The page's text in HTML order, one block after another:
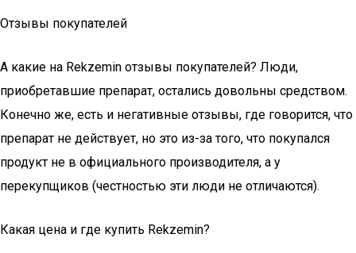
Отзывы покупателей
А какие на Rekzemin отзывы покупателей? Люди,
приобретавшие препарат, остались довольны средством.
Конечно же, есть и негативные отзывы, где говорится, что
препарат не действует, но это из-за того, что покупался
продукт не в официального производителя, а у
перекупщиков (честностью эти люди не отличаются).
Какая цена и где купить Rekzemin?